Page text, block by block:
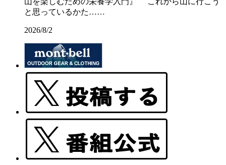
と思っているかた……
2026/8/2